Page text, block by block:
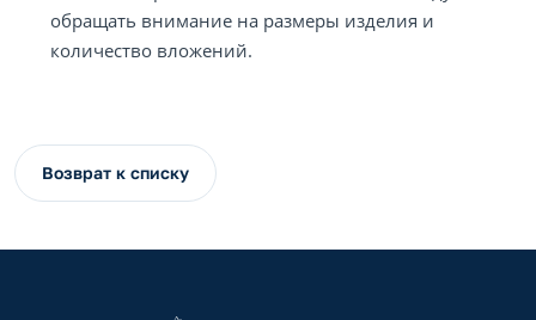
обращать внимание на размеры изделия и
количество вложений.
Возврат к списку